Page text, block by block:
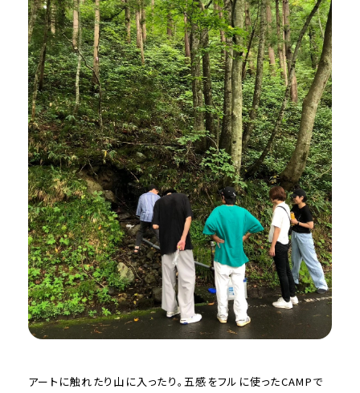
アートに触れたり山に入ったり。五感をフルに使ったCAMPで